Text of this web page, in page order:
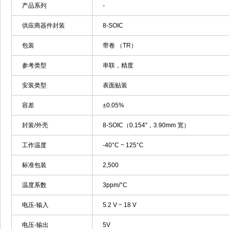
产品系列 -
供应商器件封装 8-SOIC
包装 带卷 （TR）
参考类型 串联，精度
安装类型 表面贴装
容差 ±0.05%
封装/外壳 8-SOIC（0.154"，3.90mm 宽）
工作温度 -40°C ~ 125°C
标准包装 2,500
温度系数 3ppm/°C
电压-输入 5.2 V ~ 18 V
电压-输出 5V